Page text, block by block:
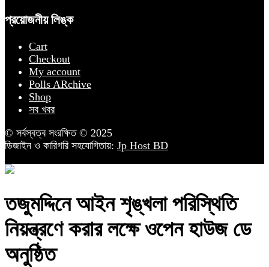
প্রয়োজনীয় লিঙ্ক
Cart
Checkout
My account
Polls ARchive
Shop
সব খবর
© সর্বস্বত্ব সংরক্ষিত © 2025
ডিজাইন ও কারিগরি সহযোগিতায়: Jp Host BD
তজুমদ্দিনে আইন শৃঙ্খলা পরিস্থিতি
নিয়ন্ত্রণে করার লক্ষে ওপেন হাউজ ডে
অনুষ্ঠিত